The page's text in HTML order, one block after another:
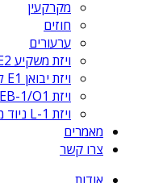
מקרקעין
חוזים
ערעורים
ויזת משקיע E2 לארה״ב
ויזת יבואן E1 לארה"ב – עורך דין ניר אביבי
ויזת EB-1/O1 גרין קארד לבעלי יכולות יוצאות דופן בארה"ב
ויזת L-1 ניוד מנהלים ועובדים לארה"ב
מאמרים
צרו קשר